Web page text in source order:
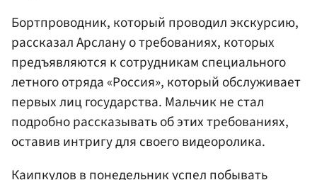
Бортпроводник, который проводил экскурсию,
рассказал Арслану о требованиях, которых
предъявляются к сотрудникам специального
летного отряда «Россия», который обслуживает
первых лиц государства. Мальчик не стал
подробно рассказывать об этих требованиях,
оставив интригу для своего видеоролика.
Каипкулов в понедельник успел побывать